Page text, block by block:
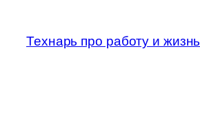
содержимому
Технарь про работу и жизнь